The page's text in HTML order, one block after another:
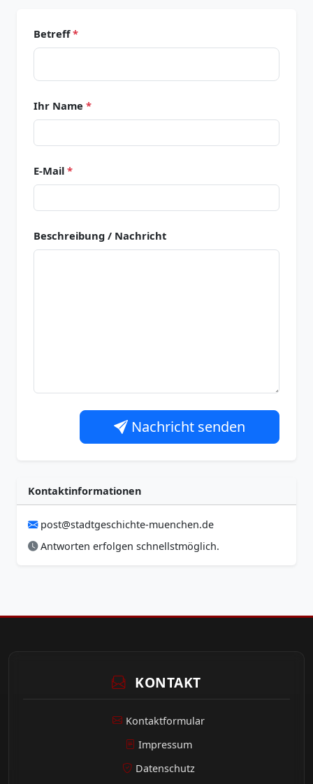
Betreff*
Ihr Name *
E-Mail *
Beschreibung / Nachricht
Nachricht senden
Kontaktinformationen
post@stadtgeschichte-muenchen.de
Antworten erfolgen schnellstmöglich.
KONTAKT
Kontaktformular
Impressum
Datenschutz